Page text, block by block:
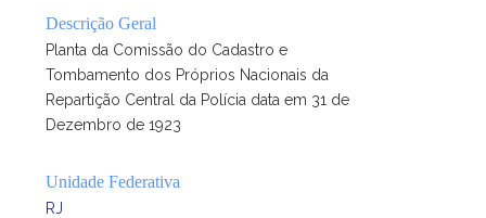
Descrição Geral
Planta da Comissão do Cadastro e
Tombamento dos Próprios Nacionais da
Repartição Central da Polícia data em 31 de
Dezembro de 1923
Unidade Federativa
RJ